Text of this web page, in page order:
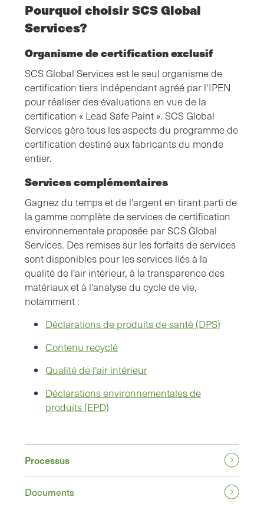
Pourquoi choisir SCS Global
Services?
Organisme de certification exclusif
SCS Global Services est le seul organisme de
certification tiers indépendant agréé par l'IPEN
pour réaliser des évaluations en vue de la
certification « Lead Safe Paint ». SCS Global
Services gère tous les aspects du programme de
certification destiné aux fabricants du monde
entier.
Services complémentaires
Gagnez du temps et de l'argent en tirant parti de
la gamme complète de services de certification
environnementale proposée par SCS Global
Services. Des remises sur les forfaits de services
sont disponibles pour les services liés à la
qualité de l'air intérieur, à la transparence des
matériaux et à l'analyse du cycle de vie,
notamment :
Déclarations de produits de santé (DPS)
Contenu recyclé
Qualité de l'air intérieur
Déclarations environnementales de
produits (EPD)
Processus
Documents